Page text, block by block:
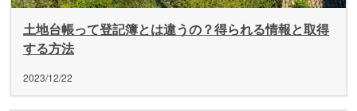
土地台帳って登記簿とは違うの？得られる情報と取得
する方法
2023/12/22